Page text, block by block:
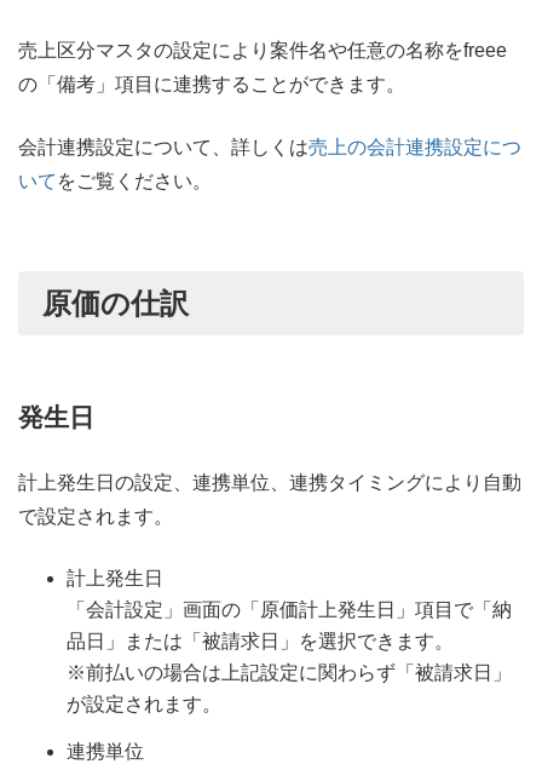
売上区分マスタの設定により案件名や任意の名称をfreee
の「備考」項目に連携することができます。
会計連携設定について、詳しくは売上の会計連携設定につ
いて をご覧ください。
原価の仕訳
発生日
計上発生日の設定、連携単位、連携タイミングにより自動
で設定されます。
計上発生日
「会計設定」画面の「原価計上発生日」項目で「納
品日」または「被請求日」を選択できます。
※前払いの場合は上記設定に関わらず「被請求日」
が設定されます。
連携単位